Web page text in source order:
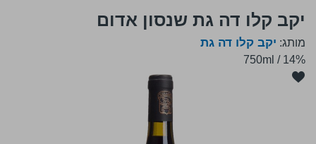
יקב קלו דה גת שנסון אדום
מותג: יקב קלו דה גת
750ml / 14%
לדלג
לסוף